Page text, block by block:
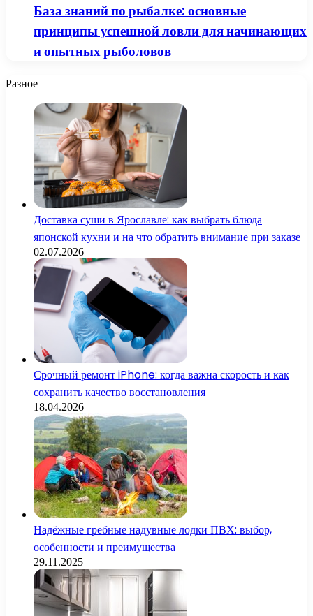
База знаний по рыбалке: основные
принципы успешной ловли для начинающих
и опытных рыболовов
Разное
Доставка суши в Ярославле: как выбрать блюда
японской кухни и на что обратить внимание при заказе
02.07.2026
Срочный ремонт iPhone: когда важна скорость и как
сохранить качество восстановления
18.04.2026
Надёжные гребные надувные лодки ПВХ: выбор,
особенности и преимущества
29.11.2025